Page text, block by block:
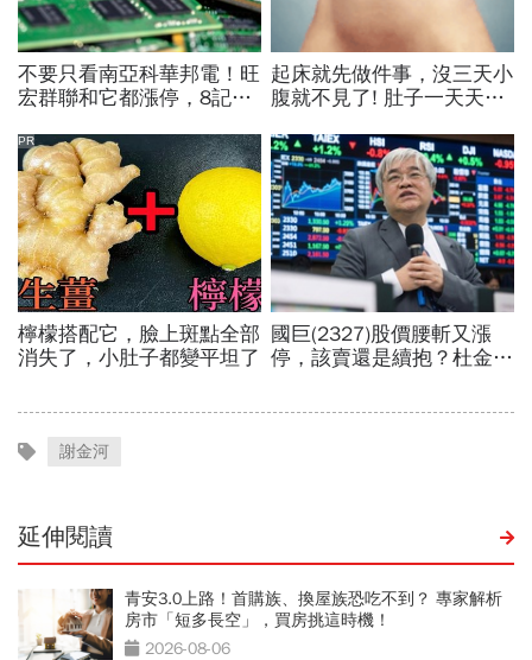
謝金河
延伸閱讀
青安3.0上路！首購族、換屋族恐吃不到？ 專家解析
房市「短多長空」，買房挑這時機！
2026-08-06